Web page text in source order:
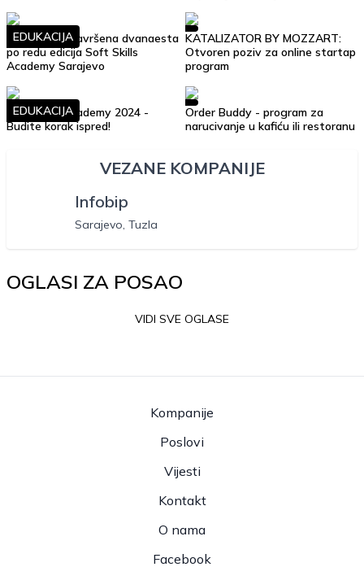
Uspješno je završena dvanaesta
po redu edicija Soft Skills
Academy Sarajevo
EDUKACIJA
KATALIZATOR BY MOZZART:
Otvoren poziv za online startap
program
Soft Skills Academy 2024 -
Budite korak ispred!
EDUKACIJA
Order Buddy - program za
narucivanje u kafiću ili restoranu
VEZANE KOMPANIJE
Infobip
Sarajevo, Tuzla
OGLASI ZA POSAO
VIDI SVE OGLASE
Kompanije
Poslovi
Vijesti
Kontakt
O nama
Facebook